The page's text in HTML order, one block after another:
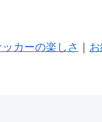
カーの楽しさ ｜